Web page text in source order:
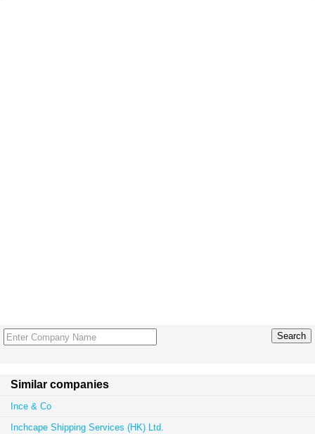
Similar companies
Ince & Co
Inchcape Shipping Services (HK) Ltd.